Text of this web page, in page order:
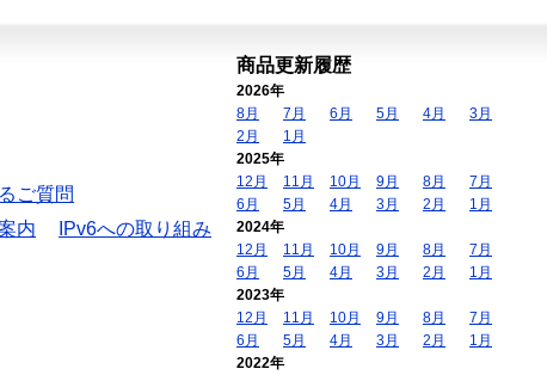
ご質問
内
IPv6への取り組み
商品更新履歴
2026年
8月
7月 6月 5月 4月
3月
2月
1月
2025年
12月
11月 10月 9月 8月
7月
6月
5月 4月 3月 2月
1月
2024年
12月
11月 10月 9月 8月
7月
6月
5月 4月 3月 2月
1月
2023年
12月
11月 10月 9月 8月
7月
6月
5月 4月 3月 2月
1月
2022年